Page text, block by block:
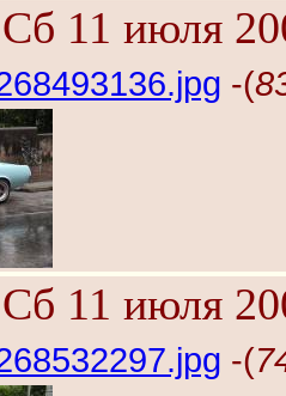
Сб 11 июля
-(
Сб 11 июля
-(